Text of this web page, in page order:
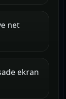
net
ekran